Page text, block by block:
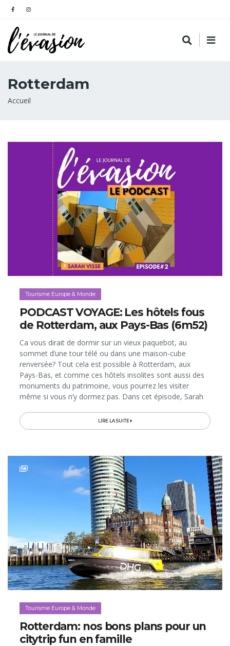
Rotterdam
Fil
Accueil
Tourisme Europe & Monde
PODCAST VOYAGE: Les hôtels fous
de Rotterdam, aux Pays-Bas (6m52)
Ca vous dirait de dormir sur un vieux paquebot, au
sommet d’une tour télé ou dans une maison-cube
renversée? Tout cela est possible à Rotterdam, aux
Pays-Bas, et comme ces hôtels insolites sont aussi des
monuments du patrimoine, vous pourrez les visiter
même si vous n’y dormez pas. Dans cet épisode, Sarah
pour y passer un séjour...LIRE LA SUITE
Tourisme Europe & Monde
Rotterdam: nos bons plans pour un
citytrip fun en famille